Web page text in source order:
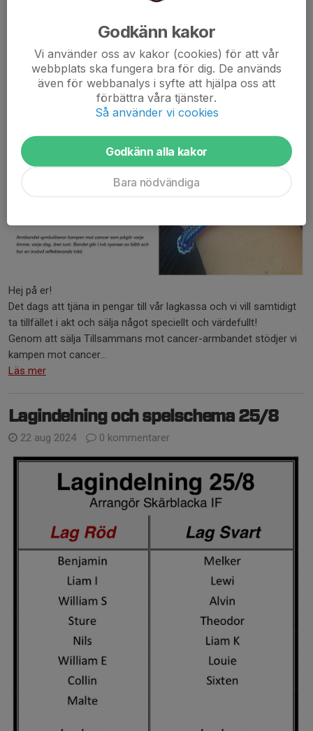
Hej på er!
Det dags att tjäna in pengar till vår lagkassa och vi vill samtidigt
ta tillfället i akt och sälja något speciellt och värdefullt!
Genom att sälja Tillsammans mot cancer-armbandet stödjer vi
kampen mot cancer...
Läs mer
Lagindelning och spelschema 25/8
22 aug 2024 0 kommentarer
Godkänn kakor
Vi använder oss av kakor (cookies) för att vår
webbplats ska fungera bra för dig. De används
även för webbanalys i syfte att hjälpa oss att
förbättra våra tjänster.
Så använder vi cookies
Godkänn alla kakor
Bara nödvändiga